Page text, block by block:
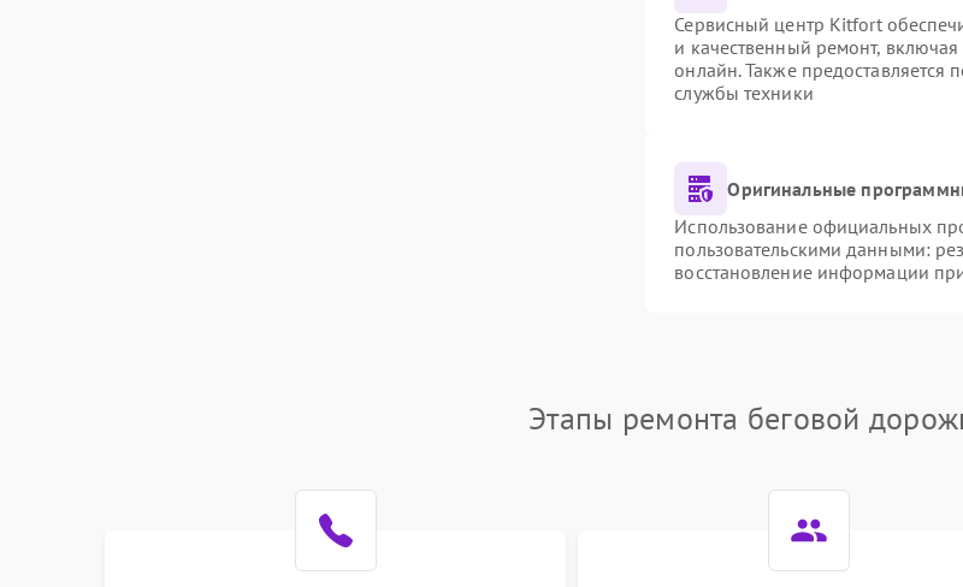
Сервисный центр Kitfort
и качественный ремонт,
онлайн. Также предоставляется
службы техники
Оригинальные
Использование официальных
пользовательскими данными:
восстановление информации
Этапы ремонта беговой